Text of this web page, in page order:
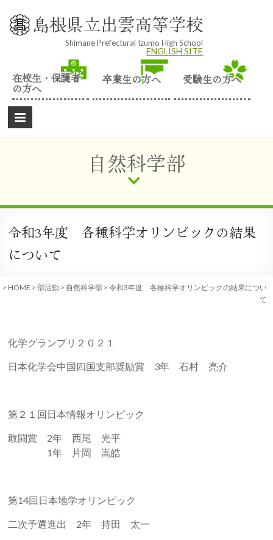
content 島根県立出雲高等学校
Shimane Prefectural Izumo High School
ENGLISH SITE
在校生・保護者
の方へ
卒業生の方へ 受験生の方へ
自然科学部
令和3年度 各種科学オリンピックの結果
について
> HOME > 部活動 > 自然科学部 > 令和3年度 各種科学オリンピックの結果につい
て
化学グランプリ２０２１
日本化学会中国四国支部奨励賞 3年 石村 亮介
第２１回日本情報オリンピック
敢闘賞 2年 西尾 光平
1年 片岡 嵩皓
第14回日本地学オリンピック
二次予選進出 2年 持田 太一